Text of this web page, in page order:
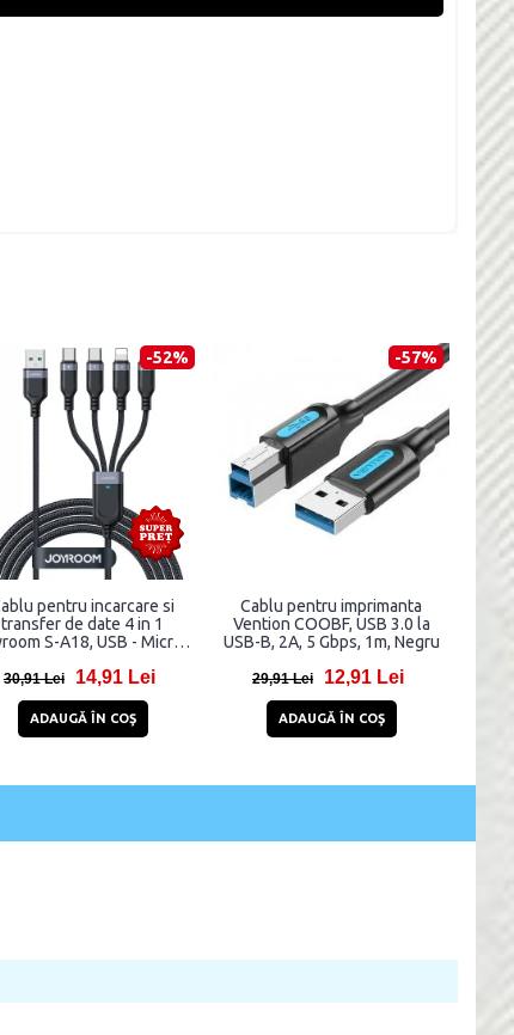
-52%
pentru incarcare si
transfer de date 4 in 1
S-A18, USB - Micro-
3.5A, 1.2m, Negru
30,91 Lei 14,91 Lei
ADAUGĂ ÎN COŞ
-57%
Cablu pentru imprimanta
Vention COOBF, USB 3.0 la
USB-B, 2A, 5 Gbps, 1m, Negru
29,91 Lei 12,91 Lei
ADAUGĂ ÎN COŞ